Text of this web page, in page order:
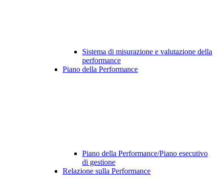
Sistema di misurazione e valutazione della
performance
Piano della Performance
Piano della Performance/Piano esecutivo
di gestione
Relazione sulla Performance